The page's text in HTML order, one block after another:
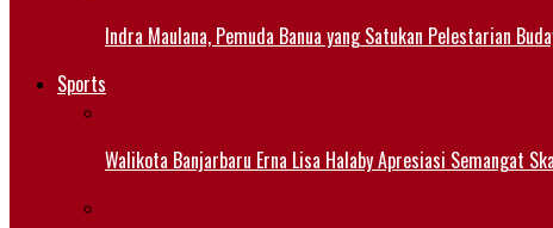
Indra Maulana, Pemuda Banua yang Satukan Pelestarian
Sports
Walikota Banjarbaru Erna Lisa Halaby Apresiasi Semangat